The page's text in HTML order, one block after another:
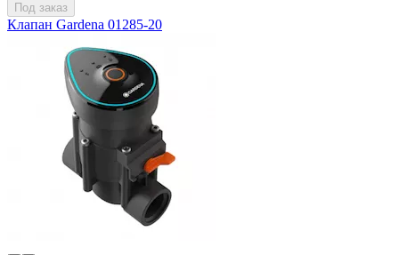
Под заказ
Клапан Gardena 01285-20